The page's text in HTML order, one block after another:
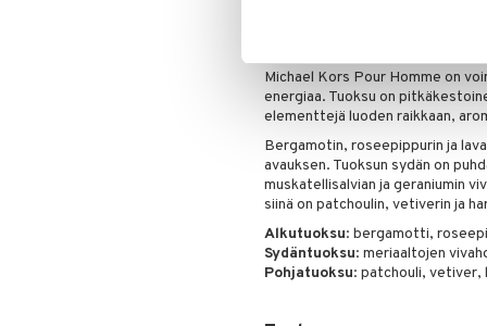
Michael Kors Pour Homme on
energiaa. Tuoksu on
elementtejä luoden raikkaan,
Bergamotin, roseepippurin ja
avauksen. Tuoksun sydän on
muskatellisalvian ja geraniumin
siinä on patchoulin, vetiverin ja
Alkutuoksu: bergamotti,
Sydäntuoksu: meriaaltojen
Pohjatuoksu: patchouli, vetiver,